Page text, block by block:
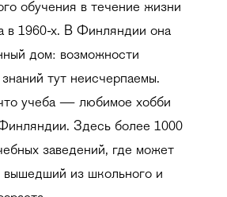
обучения в течение жизни
в 1960-х. В Финляндии она
дом: возможности
тут неисчерпаемы.
учеба — любимое хобби
Здесь более 1000
заведений, где может
вышедший из школьного и